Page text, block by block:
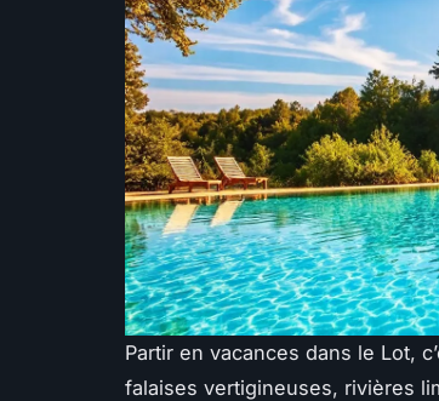
Partir en vacances dans le Lot,
falaises vertigineuses, rivières